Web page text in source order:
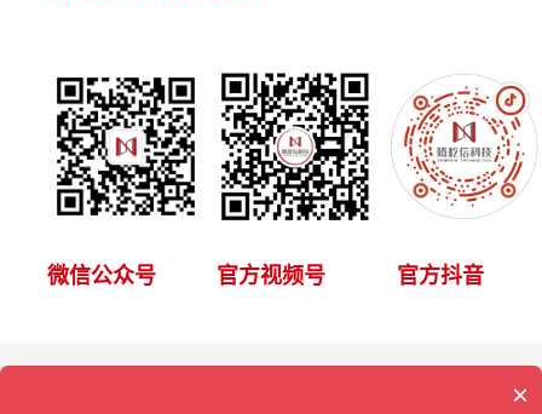
微信公众号 官方视频号 官方抖音
×